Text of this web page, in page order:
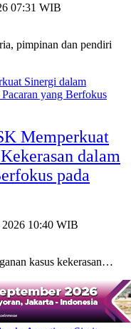
07:31 WIB
pimpinan dan pendiri
Memperkuat
dalam
pada
2026 10:40 WIB
kasus kekerasan…